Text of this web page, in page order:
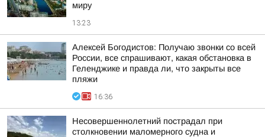
миру
13:23
Алексей Богодистов: Получаю звонки со всей
России, все спрашивают, какая обстановка в
Геленджике и правда ли, что закрыты все
пляжи
16:36
Несовершеннолетний пострадал при
столкновении маломерного судна и